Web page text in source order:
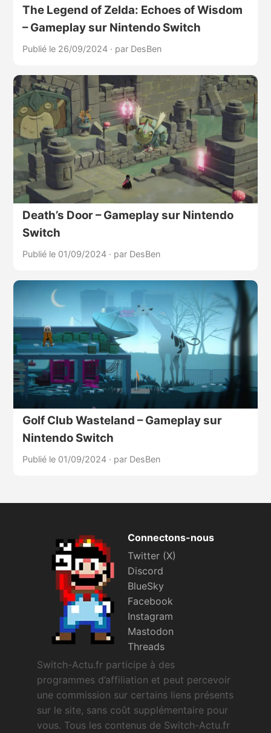
The Legend of Zelda: Echoes of Wisdom
– Gameplay sur Nintendo Switch
Publié le 26/09/2024 · par DesBen
Death’s Door – Gameplay sur Nintendo
Switch
Publié le 01/09/2024 · par DesBen
Golf Club Wasteland – Gameplay sur
Nintendo Switch
Publié le 01/09/2024 · par DesBen
Connectons-nous
Twitter (X)
Discord
BlueSky
Facebook
Instagram
Mastodon
Threads
Switch-Actu.fr participe à des
programmes d’affiliation et peut percevoir
une commission sur certains liens présents
sur le site, sans coût supplémentaire pour
vous. Tous les contenus de Switch-Actu.fr